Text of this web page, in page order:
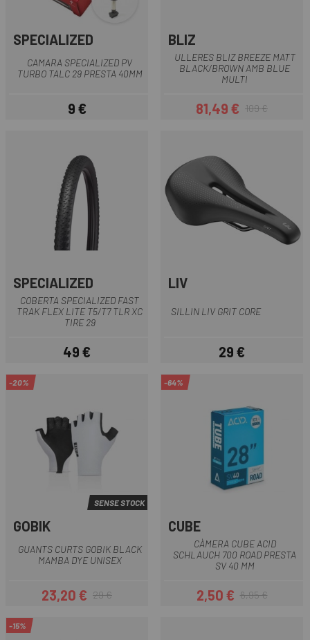
SPECIALIZED
CAMARA SPECIALIZED PV
TURBO TALC 29 PRESTA 40MM
Preu
9 €
BLIZ
ULLERES BLIZ BREEZE MATT
BLACK/BROWN AMB BLUE
MULTI
Preu
81,49 €Preu regular
109 €
SPECIALIZED
COBERTA SPECIALIZED FAST
TRAK FLEX LITE T5/T7 TLR XC
TIRE 29
Preu
49 €
LIV
SILLIN LIV GRIT CORE
Preu
29 €
-20%
SENSE STOCK
GOBIK
GUANTS CURTS GOBIK BLACK
MAMBA DYE UNISEX
Preu
23,20 €Preu regular
29 €
-64%
CUBE
CÀMERA CUBE ACID
SCHLAUCH 700 ROAD PRESTA
SV 40 MM
Preu
2,50 €Preu regular
6,95 €
-15%